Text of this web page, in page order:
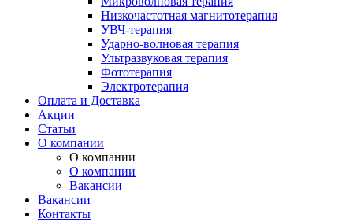
Низкочастотная магнитотерапия
УВЧ-терапия
Ударно-волновая терапия
Ультразвуковая терапия
Фототерапия
Электротерапия
Оплата и Доставка
Акции
Статьи
О компании
О компании
О компании
Вакансии
Вакансии
Контакты